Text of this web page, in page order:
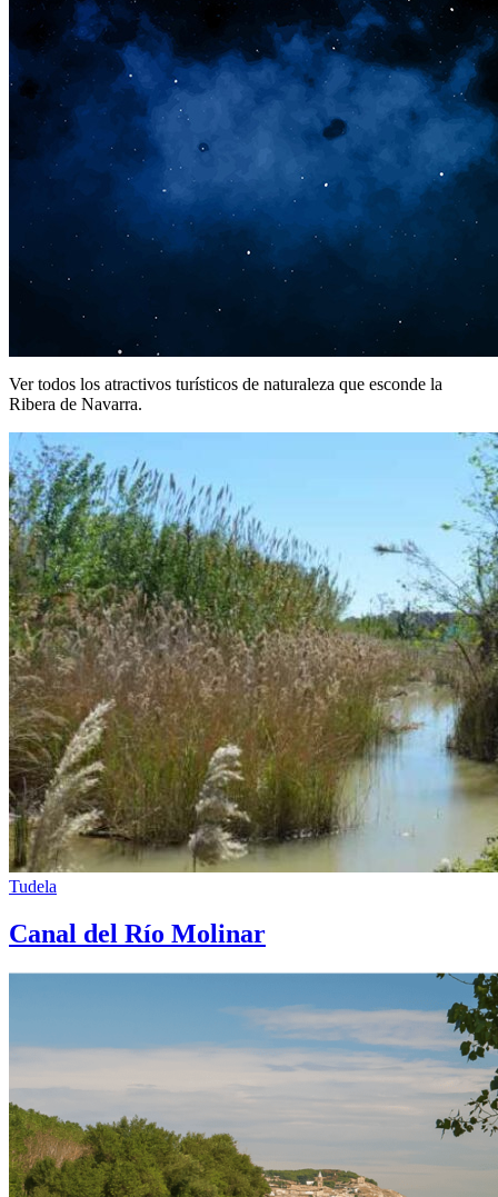
Ver todos los atractivos turísticos de naturaleza que esconde la
Ribera de Navarra.
Tudela
Canal del Río Molinar